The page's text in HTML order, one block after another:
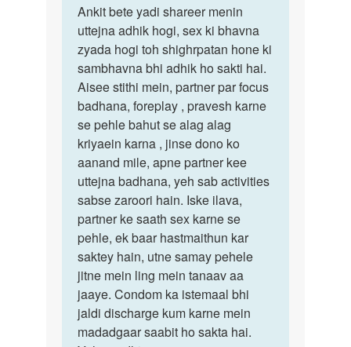
to
Mem
mere
ko
ye
problem
he
ki…
by
Ankit
Ankit
bete
yadi
shareer…
Ankit bete yadi shareer menin
uttejna adhik hogi, sex ki bhavna
zyada hogi toh shighrpatan hone ki
sambhavna bhi adhik ho sakti hai.
Aisee stithi mein, partner par focus
badhana, foreplay , pravesh karne
se pehle bahut se alag alag
kriyaein karna , jinse dono ko
aanand mile, apne partner kee
uttejna badhana, yeh sab activities
sabse zaroori hain. Iske ilava,
partner ke saath sex karne se
pehle, ek baar hastmaithun kar
saktey hain, utne samay pehele
jitne mein ling mein tanaav aa
jaaye. Condom ka istemaal bhi
jaldi discharge kum karne mein
madadgaar saabit ho sakta hai.